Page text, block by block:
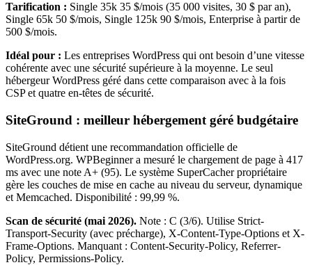
Tarification : Single 35k 35 $/mois (35 000 visites, 30 $ par an),
Single 65k 50 $/mois, Single 125k 90 $/mois, Enterprise à partir de
500 $/mois.
Idéal pour : Les entreprises WordPress qui ont besoin d’une vitesse
cohérente avec une sécurité supérieure à la moyenne. Le seul
hébergeur WordPress géré dans cette comparaison avec à la fois
CSP et quatre en-têtes de sécurité.
SiteGround : meilleur hébergement géré budgétaire
SiteGround détient une recommandation officielle de
WordPress.org. WPBeginner a mesuré le chargement de page à 417
ms avec une note A+ (95). Le système SuperCacher propriétaire
gère les couches de mise en cache au niveau du serveur, dynamique
et Memcached. Disponibilité : 99,99 %.
Scan de sécurité (mai 2026). Note : C (3/6). Utilise Strict-
Transport-Security (avec précharge), X-Content-Type-Options et X-
Frame-Options. Manquant : Content-Security-Policy, Referrer-
Policy, Permissions-Policy.